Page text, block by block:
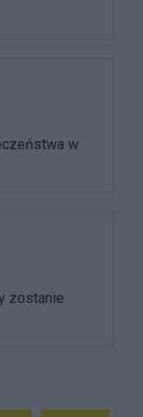
w
zostanie